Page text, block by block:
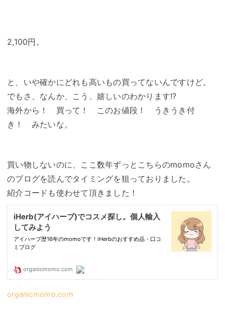
2,100円。
と、いや確かにどれも高いもの買ってないんですけど。
でもさ、なんか、こう、嬉しいのわかります!?
海外から！ 買って！ このお値段！ うきうき付
き！ みたいな。
買い物しないのに、ここ数年ずっとこちらのmomoさん
のブログを読んでタイミングを狙っておりました。
紹介コードも使わせて頂きました！
organicmomo.com